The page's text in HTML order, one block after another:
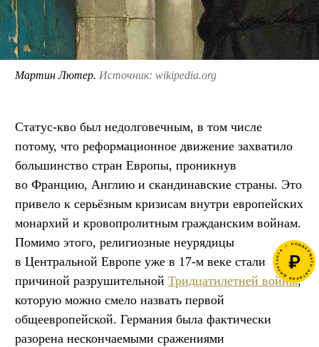
Мартин Лютер. Источник: wikipedia.org
Статус-кво был недолговечным, в том числе
потому, что реформационное движение захватило
большинство стран Европы, проникнув
во Францию, Англию и скандинавские страны. Это
привело к серьёзным кризисам внутри европейских
монархий и кровопролитным гражданским войнам.
Помимо этого, религиозные неурядицы
в Центральной Европе уже в 17-м веке стали
причиной разрушительной Тридцатилетней войны,
которую можно смело назвать первой
общеевропейской. Германия была фактически
разорена нескончаемыми сражениями